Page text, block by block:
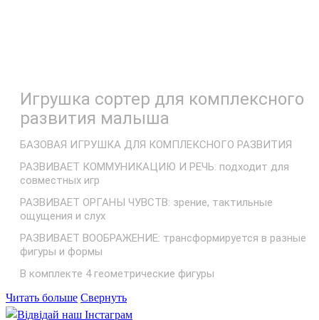
Игрушка сортер для комплексного
развития малыша
БАЗОВАЯ ИГРУШКА ДЛЯ КОМПЛЕКСНОГО РАЗВИТИЯ
РАЗВИВАЕТ КОММУНИКАЦИЮ И РЕЧЬ: подходит для
совместных игр
РАЗВИВАЕТ ОРГАНЫ ЧУВСТВ: зрение, тактильные
ощущения и слух
РАЗВИВАЕТ ВООБРАЖЕНИЕ: трансформируется в разные
фигуры и формы
В комплекте 4 геометрические фигуры
Читать больше Свернуть
Відвідай наш Інстаграм